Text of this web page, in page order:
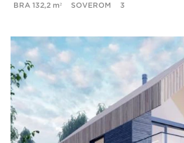
BRA 132,2 m² SOVEROM 3